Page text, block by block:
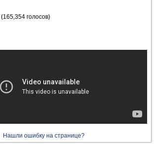
голосов)
Нашли ошибку на странице?